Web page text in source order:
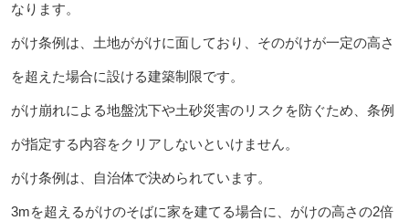
なります。
がけ条例は、土地ががけに面しており、そのがけが一定の高さ
を超えた場合に設ける建築制限です。
がけ崩れによる地盤沈下や土砂災害のリスクを防ぐため、条例
が指定する内容をクリアしないといけません。
がけ条例は、自治体で決められています。
3mを超えるがけのそばに家を建てる場合に、がけの高さの2倍